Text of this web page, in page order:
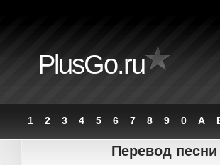
PlusGo.ru
1 2 3 4 5 6 7 8 9 0 A
Перевод песни